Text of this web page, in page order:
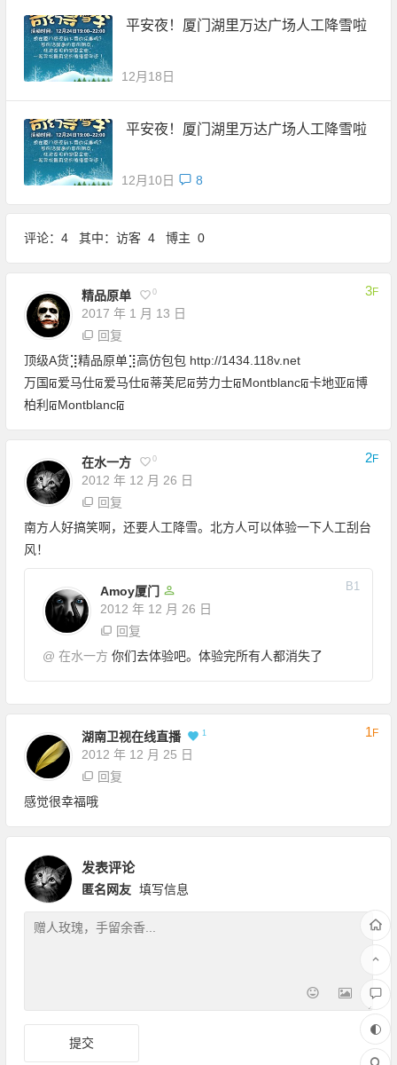
平安夜！厦门湖里万达广场人工降雪啦
12月18日
平安夜！厦门湖里万达广场人工降雪啦
12月10日 8
评论：4 其中：访客 4 博主 0
精品原单 0
2017 年 1 月 13 日
3F
回复
顶级A货⣹精品原单⣹高仿包包 http://1434.118v.net
万国ꡂ爱马仕ꡂ爱马仕ꡂ蒂芙尼ꡂ劳力士ꡂMontblancꡂ卡地亚ꡂ博
柏利ꡂMontblancꡂ
在水一方 0
2012 年 12 月 26 日
2F
回复
南方人好搞笑啊，还要人工降雪。北方人可以体验一下人工刮台
风！
Amoy厦门
2012 年 12 月 26 日
B1
回复
@ 在水一方 你们去体验吧。体验完所有人都消失了
湖南卫视在线直播 1
2012 年 12 月 25 日
1F
回复
感觉很幸福哦
发表评论
匿名网友 填写信息